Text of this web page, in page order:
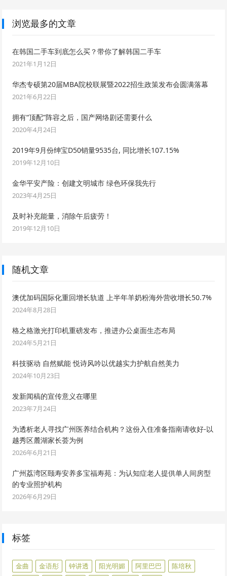
浏览最多的文章
在韩国二手车到底怎么买？带你了解韩国二手车
2021年1月12日
华杰专硕第20届MBA院校联展暨2022招生政策发布会圆满落幕
2021年6月22日
拥有“顶配”阵容之后，国产网络剧还需要什么
2020年4月24日
2019年9月份绅宝D50销量9535台, 同比增长107.15%
2019年12月10日
金华平安产险：创建文明城市 绿色环保我先行
2023年4月25日
及时补充能量，消除午后疲劳！
2019年12月10日
随机文章
澳优加码国际化重回增长轨道 上半年羊奶粉海外营收增长50.7%
2024年8月28日
格之格激光打印机重磅发布，推进办公桌面生态布局
2024年5月21日
科技驱动 自然赋能 悦诗风吟以优越实力护航自然美力
2024年10月23日
发新闻稿的宣传意义在哪里
2023年7月24日
为透析老人寻找广州医养结合机构？这份入住准备指南请收好-以
越秀区麓湖家长荟为例
2026年6月21日
广州荔湾区颐寿安养多宝福寿苑：为认知症老人提供单人间房型
的专业照护机构
2026年6月29日
标签
金曲 金语彤 钟讲透 阳光明媚 阿里巴巴 陈培秋